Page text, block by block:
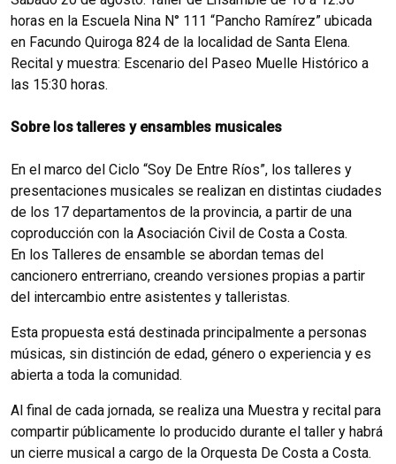
horas en la Escuela Nina N° 111 “Pancho Ramírez” ubicada
en Facundo Quiroga 824 de la localidad de Santa Elena.
Recital y muestra: Escenario del Paseo Muelle Histórico a
las 15:30 horas.
Sobre los talleres y ensambles musicales
En el marco del Ciclo “Soy De Entre Ríos”, los talleres y
presentaciones musicales se realizan en distintas ciudades
de los 17 departamentos de la provincia, a partir de una
coproducción con la Asociación Civil de Costa a Costa.
En los Talleres de ensamble se abordan temas del
cancionero entrerriano, creando versiones propias a partir
del intercambio entre asistentes y talleristas.
Esta propuesta está destinada principalmente a personas
músicas, sin distinción de edad, género o experiencia y es
abierta a toda la comunidad.
Al final de cada jornada, se realiza una Muestra y recital para
compartir públicamente lo producido durante el taller y habrá
un cierre musical a cargo de la Orquesta De Costa a Costa.